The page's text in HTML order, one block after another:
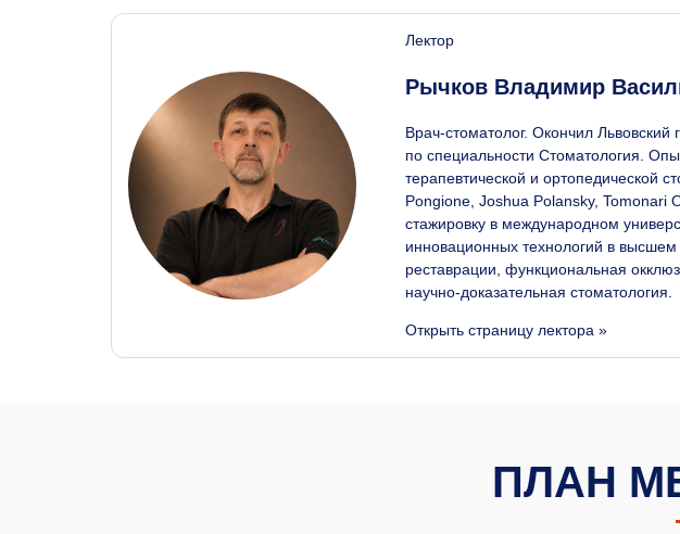
Лектор
Рычков Владимир
Врач-стоматолог. Окончил
по специальности Стоматология.
терапевтической и ортопедической
Pongione, Joshua Polansky, Tomonari
стажировку в международном
инновационных технологий в
реставрации, функциональная
научно-доказательная стоматология.
Открыть страницу лектора »
ПЛАН